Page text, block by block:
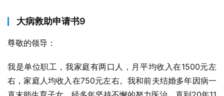
大病救助申请书9
尊敬的领导：
我是单位职工，我家庭有两口人，月平均收入在1500元左
右，家庭人均收入在750元左右。我和前夫结婚多年因病一